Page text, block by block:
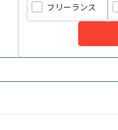
フリーランス